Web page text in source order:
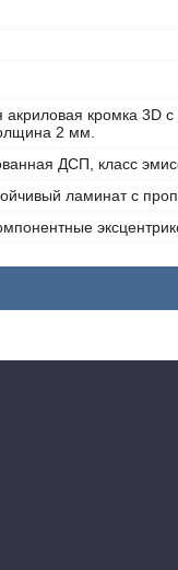
акриловая кромка 3D
2 мм.
ДСП, класс
ламинат с